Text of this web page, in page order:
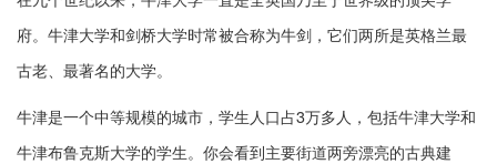
府。牛津大学和剑桥大学时常被合称为牛剑，它们两所是英格兰最
古老、最著名的大学。
牛津是一个中等规模的城市，学生人口占3万多人，包括牛津大学和
牛津布鲁克斯大学的学生。你会看到主要街道两旁漂亮的古典建